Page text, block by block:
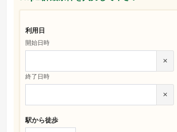
利用日
開始日時
×
終了日時
×
駅から徒歩